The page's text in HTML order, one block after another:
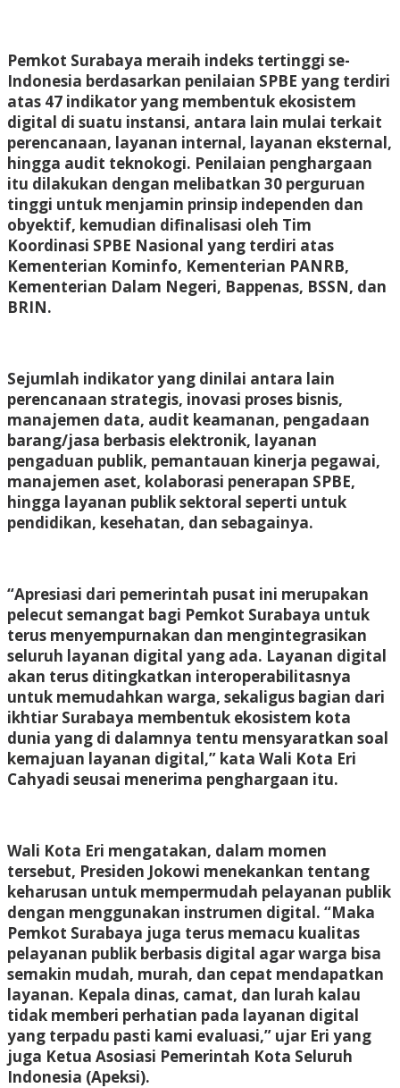
Pemkot Surabaya meraih indeks tertinggi se-
Indonesia berdasarkan penilaian SPBE yang terdiri
atas 47 indikator yang membentuk ekosistem
digital di suatu instansi, antara lain mulai terkait
perencanaan, layanan internal, layanan eksternal,
hingga audit teknokogi. Penilaian penghargaan
itu dilakukan dengan melibatkan 30 perguruan
tinggi untuk menjamin prinsip independen dan
obyektif, kemudian difinalisasi oleh Tim
Koordinasi SPBE Nasional yang terdiri atas
Kementerian Kominfo, Kementerian PANRB,
Kementerian Dalam Negeri, Bappenas, BSSN, dan
BRIN.
Sejumlah indikator yang dinilai antara lain
perencanaan strategis, inovasi proses bisnis,
manajemen data, audit keamanan, pengadaan
barang/jasa berbasis elektronik, layanan
pengaduan publik, pemantauan kinerja pegawai,
manajemen aset, kolaborasi penerapan SPBE,
hingga layanan publik sektoral seperti untuk
pendidikan, kesehatan, dan sebagainya.
“Apresiasi dari pemerintah pusat ini merupakan
pelecut semangat bagi Pemkot Surabaya untuk
terus menyempurnakan dan mengintegrasikan
seluruh layanan digital yang ada. Layanan digital
akan terus ditingkatkan interoperabilitasnya
untuk memudahkan warga, sekaligus bagian dari
ikhtiar Surabaya membentuk ekosistem kota
dunia yang di dalamnya tentu mensyaratkan soal
kemajuan layanan digital,” kata Wali Kota Eri
Cahyadi seusai menerima penghargaan itu.
Wali Kota Eri mengatakan, dalam momen
tersebut, Presiden Jokowi menekankan tentang
keharusan untuk mempermudah pelayanan publik
dengan menggunakan instrumen digital. “Maka
Pemkot Surabaya juga terus memacu kualitas
pelayanan publik berbasis digital agar warga bisa
semakin mudah, murah, dan cepat mendapatkan
layanan. Kepala dinas, camat, dan lurah kalau
tidak memberi perhatian pada layanan digital
yang terpadu pasti kami evaluasi,” ujar Eri yang
juga Ketua Asosiasi Pemerintah Kota Seluruh
Indonesia (Apeksi).